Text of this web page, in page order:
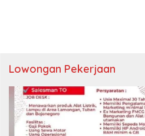
Lowongan Pekerjaan